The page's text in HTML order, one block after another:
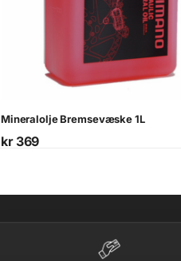
Mineralolje Bremsevæske 1L
kr369